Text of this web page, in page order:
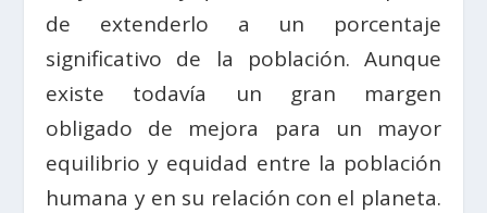
de extenderlo a un porcentaje
significativo de la población. Aunque
existe todavía un gran margen
obligado de mejora para un mayor
equilibrio y equidad entre la población
humana y en su relación con el planeta.